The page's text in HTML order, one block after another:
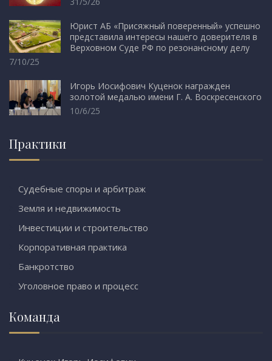
Юрист АБ «Присяжный поверенный» успешно
представила интересы нашего доверителя в
Верховном Суде РФ по резонансному делу
7/10/25
Игорь Иосифович Куценок награжден
золотой медалью имени Г. А. Воскресенского
10/6/25
Практики
Судебные споры и арбитраж
Земля и недвижимость
Инвестиции и строительство
Корпоративная практика
Банкротство
Уголовное право и процесс
Команда